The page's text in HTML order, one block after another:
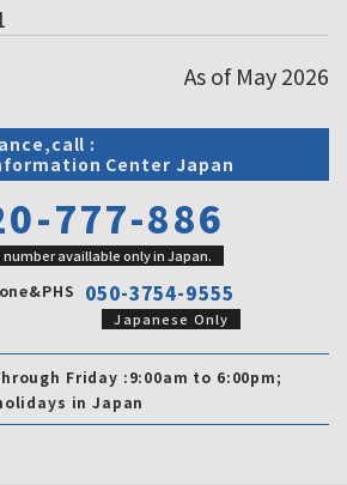
As of May 2026
:
Center Japan
777-886
number availlable only in Japan.
050-3754-9555
Japanese Only
Friday :9:00am to 6:00pm;
in Japan